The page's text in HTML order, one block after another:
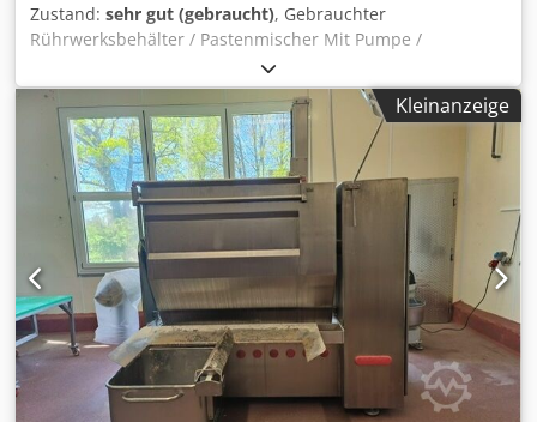
Zustand: sehr gut (gebraucht), Gebrauchter
Rührwerksbehälter / Pastenmischer Mit Pumpe /
Fördereinrichtung Artikelnummer: 10314 Volumen: Ca. 70
Liter Letzter Verwendungszweck: Lebensmittel Typ:
Stehend im Gestell Material (medienberührt): Edelstahl
Credpfx Aexdw Rlemgef Zahl der Fixierungen: 4 Boden:
Kegelboden Oberboden: Klappdeckel mit Aufgabeöffnung
Abmessung Behälter: Innendurchmesser: 380mm
Außendurchmesser: 400mm Höhe der Füße: 745mm
Abstand Abfluss zu Boden: 180mm Gesamthöhe: 1620mm
Gesamtbreite: 650mm Materialien: Innen: 1.4301 / AISI304
Außenteile: 1.4301 / AISI304 Rührwerk: Wendelrührer /
Ankerrührer mit Wandabstreifern Einrichtungen:
Typenschild: Nein Auslauf: Bodenventil Unter dem
Behälter Pumpe / Fördereinrichtung Funktion Rührwerk
gegeben, Pumpe / Fördereinrichtung nicht getestet
Kleinanzeige